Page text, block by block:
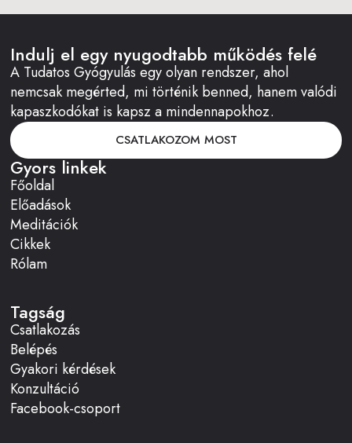
Indulj el egy nyugodtabb működés felé
A Tudatos Gyógyulás egy olyan rendszer, ahol
nemcsak megérted, mi történik benned, hanem valódi
kapaszkodókat is kapsz a mindennapokhoz.
CSATLAKOZOM MOST
Gyors linkek
Főoldal
Előadások
Meditációk
Cikkek
Rólam
Tagság
Csatlakozás
Belépés
Gyakori kérdések
Konzultáció
Facebook-csoport